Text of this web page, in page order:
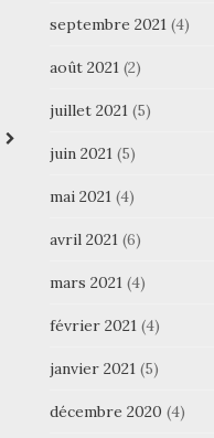
septembre 2021(4)
août 2021(2)
juillet 2021(5)
juin 2021(5)
mai 2021(4)
avril 2021(6)
mars 2021(4)
février 2021(4)
janvier 2021(5)
décembre 2020 (4)